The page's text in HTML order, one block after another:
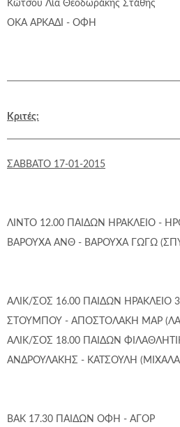
Κώτσου Λία Θεοδωράκης Στάθης
ΟΚΑ ΑΡΚΑΔΙ - ΟΦΗ
Κριτές:
ΣΑΒΒΑΤΟ 17-01-2015
ΛΙΝΤΟ 12.00 ΠΑΙΔΩΝ ΗΡΑΚΛΕΙΟ -
ΒΑΡΟΥΧΑ ΑΝΘ - ΒΑΡΟΥΧΑ ΓΩΓΩ
ΑΛΙΚ/ΣΟΣ 16.00 ΠΑΙΔΩΝ ΗΡΑΚΛΕΙΟ
ΣΤΟΥΜΠΟΥ - ΑΠΟΣΤΟΛΑΚΗ ΜΑΡ
ΑΛΙΚ/ΣΟΣ 18.00 ΠΑΙΔΩΝ
ΑΝΔΡΟΥΛΑΚΗΣ - ΚΑΤΣΟΥΛΗ
ΒΑΚ 17.30 ΠΑΙΔΩΝ ΟΦΗ - ΑΓΟΡ